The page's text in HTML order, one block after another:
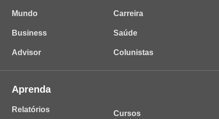
Mundo
Business
Advisor
Carreira
Saúde
Colunistas
Aprenda
Relatórios Cursos